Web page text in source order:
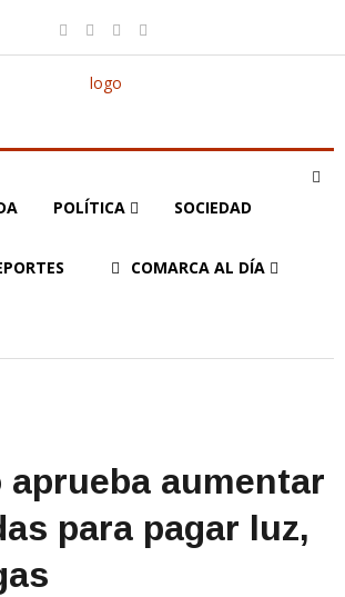
POLÍTICA SOCIEDAD
COMARCA AL DÍA
aprueba aumentar
para pagar luz,